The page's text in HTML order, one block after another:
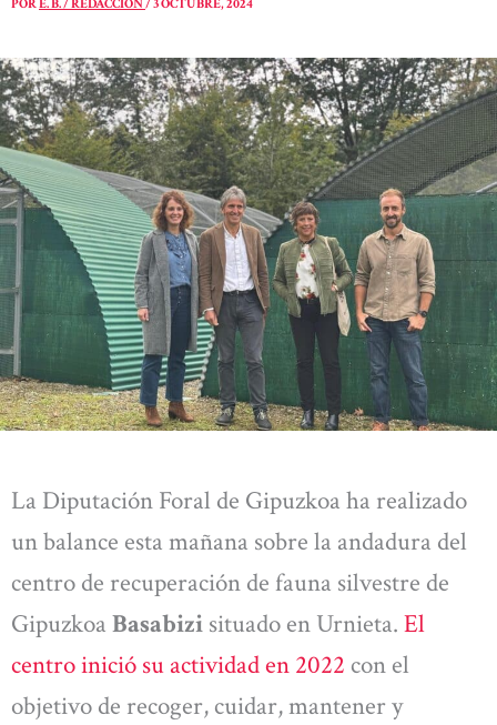
PORE. B. / REDACCIÓN/3 OCTUBRE, 2024
La Diputación Foral de Gipuzkoa ha realizado
un balance esta mañana sobre la andadura del
centro de recuperación de fauna silvestre de
Gipuzkoa Basabizi situado en Urnieta. El
centro inició su actividad en 2022 con el
objetivo de recoger, cuidar, mantener y